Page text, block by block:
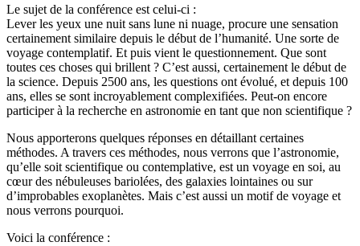
Le sujet de la conférence est celui-ci :
Lever les yeux une nuit sans lune ni nuage, procure une sensation
certainement similaire depuis le début de l’humanité. Une sorte de
voyage contemplatif. Et puis vient le questionnement. Que sont
toutes ces choses qui brillent ? C’est aussi, certainement le début de
la science. Depuis 2500 ans, les questions ont évolué, et depuis 100
ans, elles se sont incroyablement complexifiées. Peut-on encore
participer à la recherche en astronomie en tant que non scientifique ?
Nous apporterons quelques réponses en détaillant certaines
méthodes. A travers ces méthodes, nous verrons que l’astronomie,
qu’elle soit scientifique ou contemplative, est un voyage en soi, au
cœur des nébuleuses bariolées, des galaxies lointaines ou sur
d’improbables exoplanètes. Mais c’est aussi un motif de voyage et
nous verrons pourquoi.
Voici la conférence :